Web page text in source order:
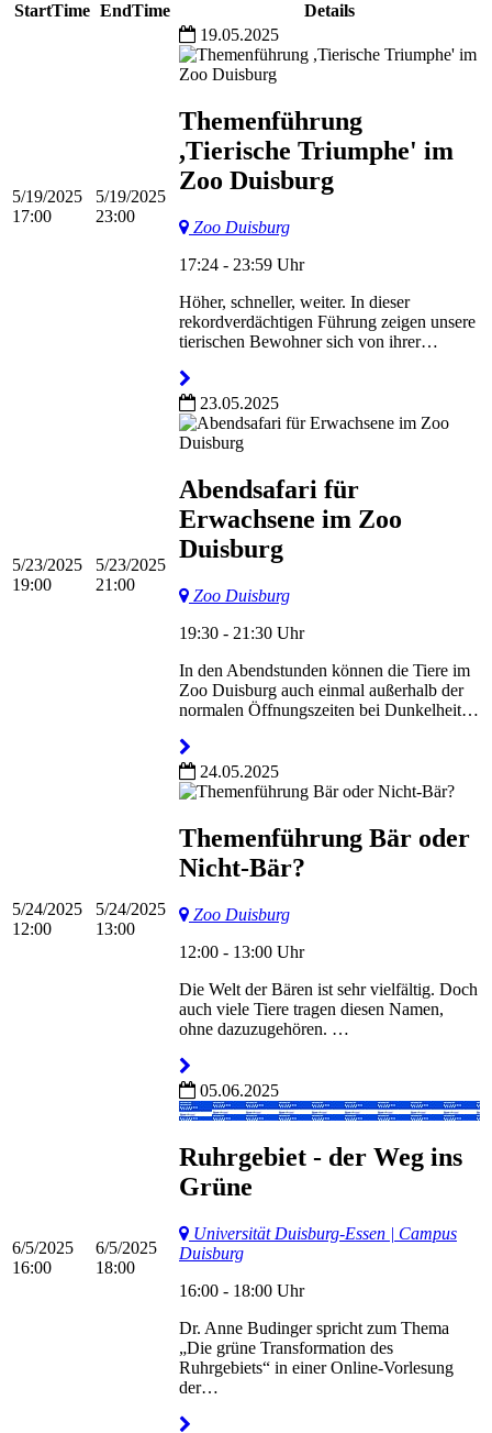
StartTime EndTime Details
5/19/2025
17:00
5/19/2025
23:00
19.05.2025
Themenführung
,Tierische Triumphe' im
Zoo Duisburg
Zoo Duisburg
17:24 - 23:59 Uhr
Höher, schneller, weiter. In dieser
rekordverdächtigen Führung zeigen unsere
tierischen Bewohner sich von ihrer…
5/23/2025
19:00
5/23/2025
21:00
23.05.2025
Abendsafari für
Erwachsene im Zoo
Duisburg
Zoo Duisburg
19:30 - 21:30 Uhr
In den Abendstunden können die Tiere im
Zoo Duisburg auch einmal außerhalb der
normalen Öffnungszeiten bei Dunkelheit…
5/24/2025
12:00
5/24/2025
13:00
24.05.2025
Themenführung Bär oder
Nicht-Bär?
Zoo Duisburg
12:00 - 13:00 Uhr
Die Welt der Bären ist sehr vielfältig. Doch
auch viele Tiere tragen diesen Namen,
ohne dazuzugehören. …
6/5/2025
16:00
6/5/2025
18:00
05.06.2025
Ruhrgebiet - der Weg ins
Grüne
Universität Duisburg-Essen | Campus
Duisburg
16:00 - 18:00 Uhr
Dr. Anne Budinger spricht zum Thema
„Die grüne Transformation des
Ruhrgebiets“ in einer Online-Vorlesung
der…